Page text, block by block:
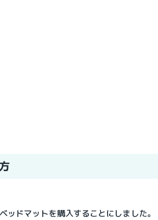
ドマットを購入することにしました。